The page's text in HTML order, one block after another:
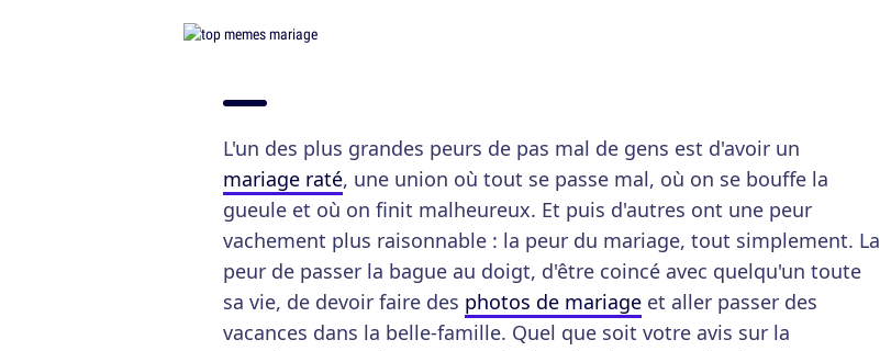
L'un des plus grandes peurs de pas mal de gens est d'avoir un
mariage raté, une union où tout se passe mal, où on se bouffe la
gueule et où on finit malheureux. Et puis d'autres ont une peur
vachement plus raisonnable : la peur du mariage, tout simplement. La
peur de passer la bague au doigt, d'être coincé avec quelqu'un toute
sa vie, de devoir faire des photos de mariage et aller passer des
vacances dans la belle-famille. Quel que soit votre avis sur la